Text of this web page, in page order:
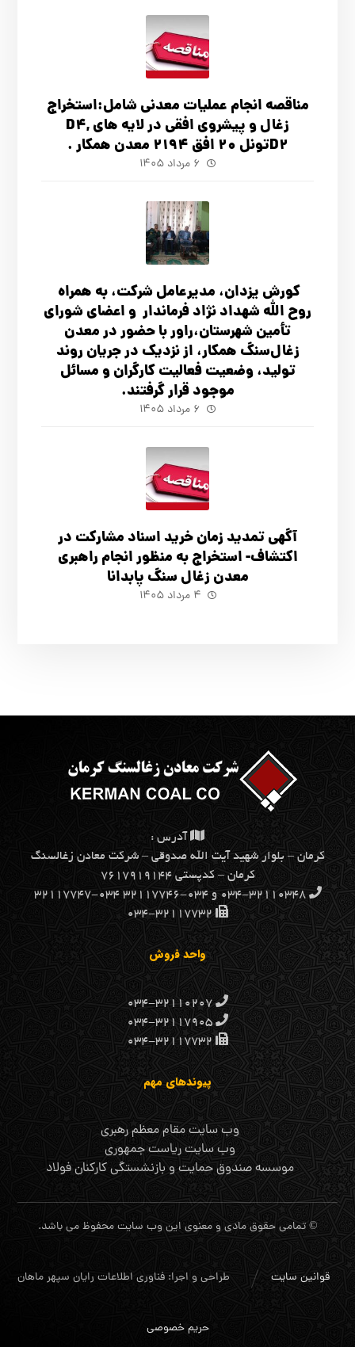
مناقصه انجام عملیات معدنی شامل:استخراج
زغال و پیشروی افقی در لایه های D4,
D2تونل 20 افق 2194 معدن همکار .
۶ مرداد ۱۴۰۵
کورش یزدان، مدیرعامل شرکت، به همراه
روح الله شهداد نژاد فرماندار و اعضای شورای
تأ‌مین شهرستان،راور با حضور در معدن
زغال‌سنگ همکار، از نزدیک در جریان روند
تولید، وضعیت فعالیت کارگران و مسائل
موجود قرار گرفتند.
۶ مرداد ۱۴۰۵
آگهي تمدید زمان خرید اسناد مشارکت در
اکتشاف- استخراج به منظور انجام راهبری
معدن زغال سنگ پابدانا
۴ مرداد ۱۴۰۵
آدرس :
كرمان – بلوار شهيد آيت الله صدوقي – شركت معادن زغالسنگ
كرمان – کدپستی ۷۶۱۷۹۱۹۱۴۴
۰۳۴-۳۲۱۱۰۳۴۸ و ۰۳۴-۳۲۱۱۷۷۴۶ ۰۳۴-۳۲۱۱۷۷۴۷
۰۳۴-۳۲۱۱۷۷۳۲
واحد فروش
۰۳۴-۳۲۱۱۰۲۰۷
۰۳۴-۳۲۱۱۷۹۰۵
۰۳۴-۳۲۱۱۷۷۳۲
پیوندهای مهم
وب سایت مقام معظم رهبری
وب سایت ریاست جمهوری
موسسه صندوق حمایت و بازنشستگی کارکنان فولاد
© تمامی حقوق مادی و معنوی این وب سایت محفوظ می باشد.
طراحی و اجرا: فناوری اطلاعات رایان سپهر ماهان قوانین سایت
حریم خصوصی